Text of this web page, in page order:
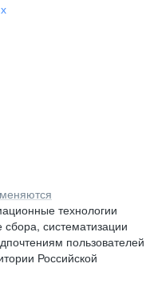
технологии
систематизации
пользователей
Российской